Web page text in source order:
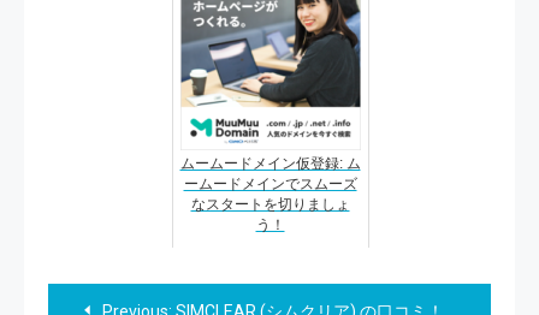
ムームードメイン仮登録: ム
ームードメインでスムーズ
なスタートを切りましょ
う！
投